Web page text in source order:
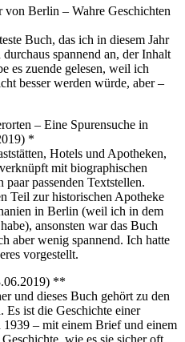
von Berlin – Wahre Geschichten
Buch, das ich in diesem Jahr
spannend an, der Inhalt
es zuende gelesen, weil ich
besser werden würde, aber –
– Eine Spurensuche in
*
Hotels und Apotheken,
mit biographischen
passenden Textstellen.
Teil zur historischen Apotheke
in Berlin (weil ich in dem
ansonsten war das Buch
aber wenig spannend. Ich hatte
vorgestellt.
**
und dieses Buch gehört zu den
Es ist die Geschichte einer
– mit einem Brief und einem